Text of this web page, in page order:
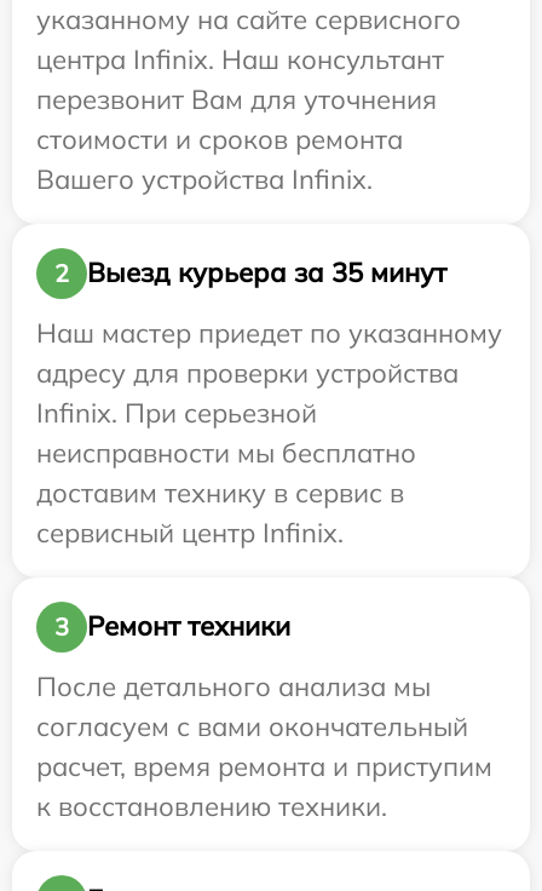
указанному на сайте сервисного
центра Infinix. Наш консультант
перезвонит Вам для уточнения
стоимости и сроков ремонта
Вашего устройства Infinix.
2
Выезд курьера за 35 минут
Наш мастер приедет по указанному
адресу для проверки устройства
Infinix. При серьезной
неисправности мы бесплатно
доставим технику в сервис в
сервисный центр Infinix.
3
Ремонт техники
После детального анализа мы
согласуем с вами окончательный
расчет, время ремонта и приступим
к восстановлению техники.